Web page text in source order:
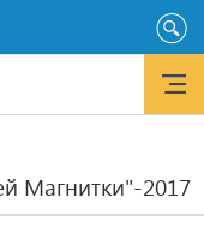
Магнитки"-2017